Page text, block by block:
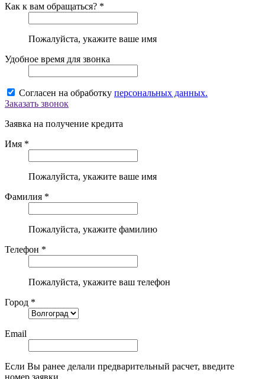
Как к вам обращаться? *
Пожалуйста, укажите ваше имя
Удобное время для звонка
Согласен на обработку персональных данных.
Заказать звонок
Заявка на получение кредита
Имя *
Пожалуйста, укажите ваше имя
Фамилия *
Пожалуйста, укажите фамилию
Телефон *
Пожалуйста, укажите ваш телефон
Город *
Email
Если Вы ранее делали предварительный расчет, введите
номер заявки